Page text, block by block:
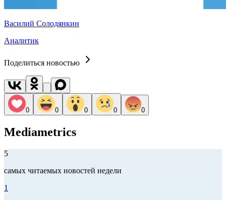
Василий Солодянкин
Аналитик
Поделиться новостью
0 0 0 0 0
Mediametrics
5
самых читаемых новостей недели
1